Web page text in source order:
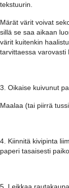
tekstuurin.
Märät värit voivat
sillä se saa aikaan
värit kuitenkin
tarvittaessa varovasti
3. Oikaise kuivunut
Maalaa (tai piirrä
4. Kiinnitä kivipinta
paperi tasaisesti